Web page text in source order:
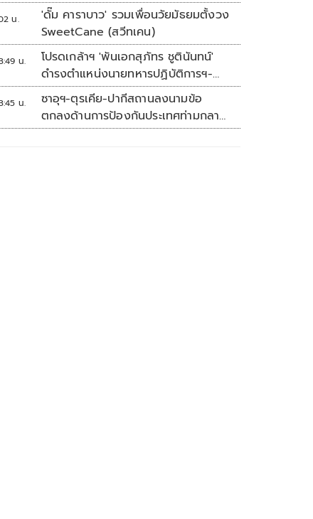
น.
'ดั๊ม คาราบาว' รวมเพื่อนวัยมัธยมตั้งวง
SweetCane (สวีทเคน)
น.
โปรดเกล้าฯ 'พันเอกสุภัทร ชูตินันทน์'
ดำรงตำแหน่งนายทหารปฏิบัติการฯ-
พระราชทานยศ 'พลตรี'
น.
ซาอุฯ-ตุรเคีย-ปากีสถานลงนามข้อ
ตกลงด้านการป้องกันประเทศท่ามกลาง
สงครามในภูมิภาค